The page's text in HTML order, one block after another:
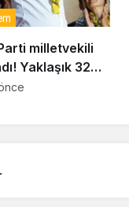
milletvekili
Yaklaşık 32
bağış yaptı: